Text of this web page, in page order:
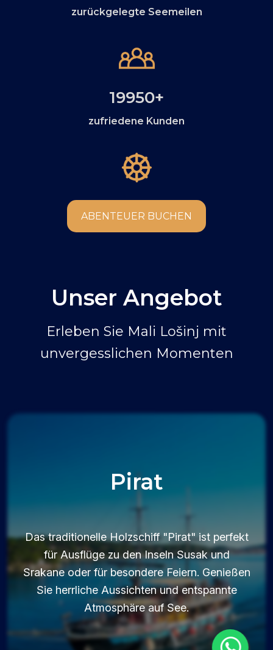
zurückgelegte Seemeilen
20000+
zufriedene Kunden
ABENTEUER BUCHEN
Unser Angebot
Erleben Sie Mali Lošinj mit
unvergesslichen Momenten
Pirat
Das traditionelle Holzschiff "Pirat" ist perfekt
für Ausflüge zu den Inseln Susak und
Srakane oder für besondere Feiern. Genießen
Sie herrliche Aussichten und entspannte
Atmosphäre auf See.